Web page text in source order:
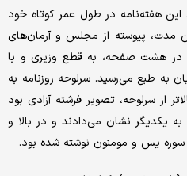
هفته‌نامه در طول عمر کوتاه خود
مدت، پیوسته از مجلس و آرمان‌های
در هشت صفحه، به قطع وزیری و با
به طبع می‌رسید. سرلوحه روزنامه به
سرلوحه، تصویر فرشته آزادی بود
یکدیگر نشان می‌دادند و در بالا و
سوره یس و مومنون نوشته شده بود.